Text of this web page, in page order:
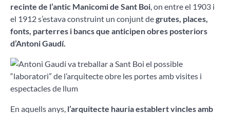
recinte de l’antic Manicomi de Sant Boi, on entre el 1903 i
el 1912 s’estava construint un conjunt degrutes, places,
fonts, parterres i bancs que anticipen obres posteriors
d’Antoni Gaudí.
En aquells anys, l’arquitecte hauria establert vincles amb